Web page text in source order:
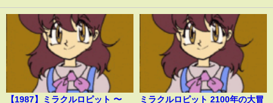
【1987】ミラクルロピット 〜
ミラクルロピット 2100年の大冒